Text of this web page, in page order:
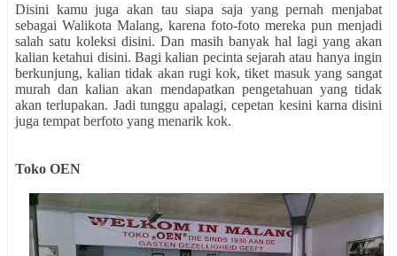
Disini kamu juga akan tau siapa saja yang pernah menjabat
sebagai Walikota Malang, karena foto-foto mereka pun menjadi
salah satu koleksi disini. Dan masih banyak hal lagi yang akan
kalian ketahui disini. Bagi kalian pecinta sejarah atau hanya ingin
berkunjung, kalian tidak akan rugi kok, tiket masuk yang sangat
murah dan kalian akan mendapatkan pengetahuan yang tidak
akan terlupakan. Jadi tunggu apalagi, cepetan kesini karna disini
juga tempat berfoto yang menarik kok.
Toko OEN